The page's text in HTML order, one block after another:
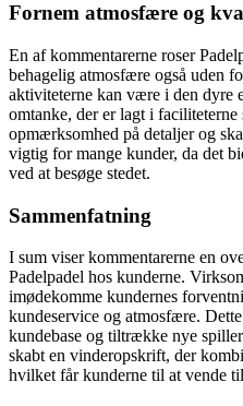
Fornem atmosfære og
En af kommentarerne roser
behagelig atmosfære også uden
aktiviteterne kan være i den dyre
omtanke, der er lagt i
opmærksomhed på detaljer og
vigtig for mange kunder, da det
ved at besøge stedet.
Sammenfatning
I sum viser kommentarerne en
Padelpadel hos kunderne.
imødekomme kundernes
kundeservice og atmosfære.
kundebase og tiltrække nye
skabt en vinderopskrift, der
hvilket får kunderne til at vende